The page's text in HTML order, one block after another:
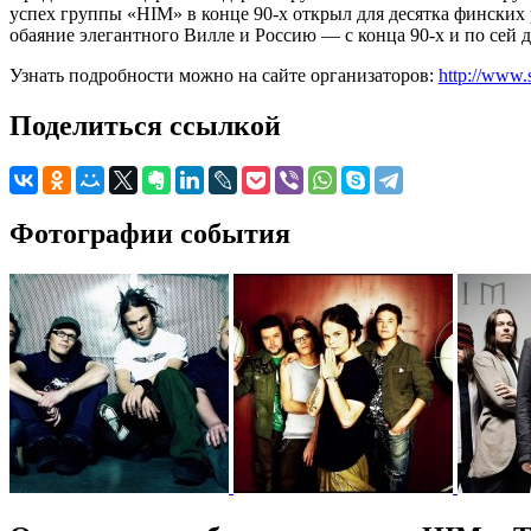
успех группы «HIM» в конце 90-х открыл для десятка
обаяние элегантного Вилле и Россию — с конца 90-х и по сей
Узнать подробности можно на сайте организаторов: http://
Поделиться ссылкой
Фотографии события